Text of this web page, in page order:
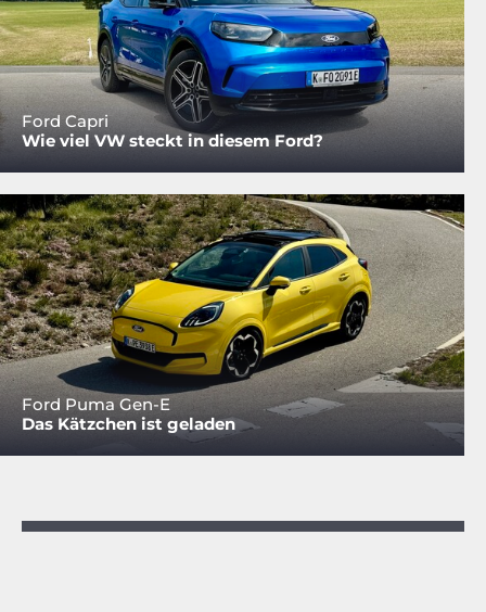
Ford Capri
Wie viel VW steckt in diesem Ford?
Ford Puma Gen-E
Das Kätzchen ist geladen